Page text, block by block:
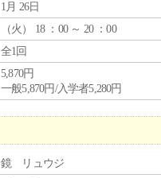
1月 26日
（火 ） 18 ：00 ～ 20 ：00
全1回
5,870円
一般5,870円/入学者5,280円
鏡 リュウジ